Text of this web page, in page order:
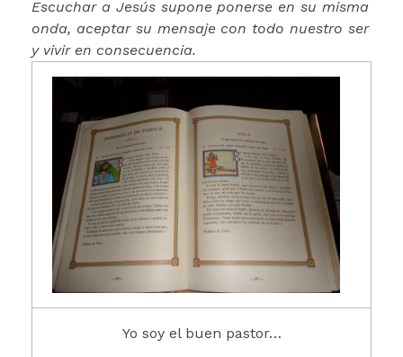
Escuchar a Jesús supone ponerse en su misma
onda, aceptar su mensaje con todo nuestro ser
y vivir en consecuencia.
Yo soy el buen pastor…